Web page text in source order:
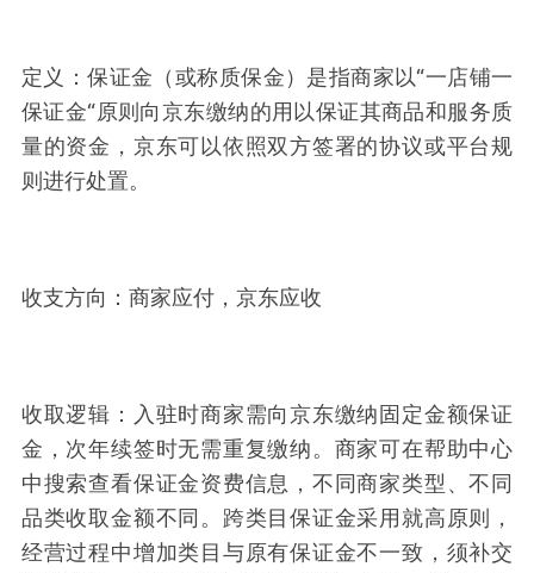
定义：保证金（或称质保金）是指商家以“一店铺一
保证金“原则向京东缴纳的用以保证其商品和服务质
量的资金，京东可以依照双方签署的协议或平台规
则进行处置。
收支方向：商家应付，京东应收
收取逻辑：入驻时商家需向京东缴纳固定金额保证
金，次年续签时无需重复缴纳。商家可在帮助中心
中搜索查看保证金资费信息，不同商家类型、不同
品类收取金额不同。跨类目保证金采用就高原则，
经营过程中增加类目与原有保证金不一致，须补交